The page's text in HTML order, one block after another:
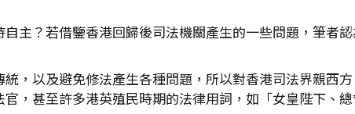
自主？若借鑒香港回歸後司法機關產生的一些問題，筆者
，以及避免修法產生各種問題，所以對香港司法界親西
，甚至許多港英殖民時期的法律用詞，如「女皇陛下、